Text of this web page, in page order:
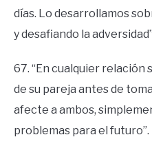
días. Lo desarrollamos
y desafiando la
67. “En cualquier relación
de su pareja antes de
afecte a ambos,
problemas para el futuro”.